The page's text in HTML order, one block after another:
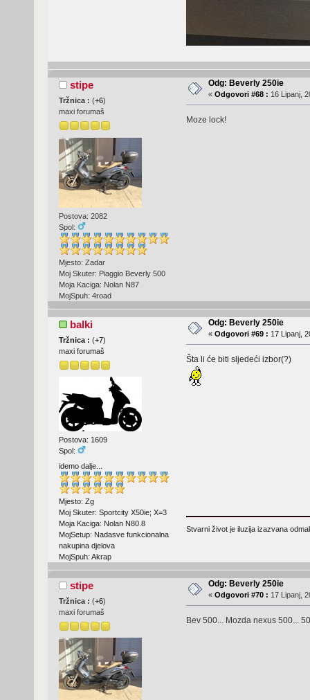
stipe
Tržnica : (+6)
maxi forumaš
Postova: 2082
Spol:
Mjesto: Zadar
Moj Skuter: Piaggio Beverly 500
Moja Kaciga: Nolan N87
MojSpuh: 4road
Odg: Beverly 250ie
« Odgovori #68 : 16 Lipanj,
Moze lock!
balki
Tržnica : (+7)
maxi forumaš
Postova: 1609
Spol:
idemo dalje...
Mjesto: Zg
Moj Skuter: Sportcity X50ie; X=3
Moja Kaciga: Nolan N80.8
MojSetup: Nadasve funkcionalna
nakupina djelova
MojSpuh: Akrap
Odg: Beverly 250ie
« Odgovori #69 : 17 Lipanj,
Šta li će biti sljedeći izbor(?)
Stvarni život je iluzija izazvana
stipe
Tržnica : (+6)
maxi forumaš
Odg: Beverly 250ie
« Odgovori #70 : 17 Lipanj,
Bev 500... Mozda nexus 500...